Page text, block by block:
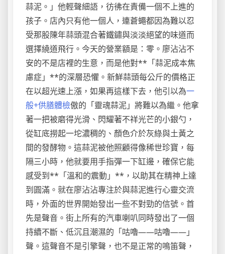
蒜泥。」他輕聲細語，彷彿在責備一個不上進的
孩子。店內只有他一個人，連蒼蠅都因為難以忍
受那股陳年蒜頭混合著鐵鏽與淡淡絕望的味道而
選擇繞道飛行。今天的營業額是：零。廖沾沾不
安的不是店裡的生意，而是他對**「蒜泥成本焦
慮症」**的深層恐懼。新鮮蒜頭每公斤的價格正
在以超光速上漲，如果再這樣下去，他引以為一
般+供膳體檢傲的「靈魂蒜泥」將難以為繼。他拿
著一把被磨得光滑、閃耀著不祥光芒的小銀勺，
從缸底撈起一坨濃稠的、顏色介於灰綠與土黃之
間的發酵物。這蒜泥被他照顧得像稀世珍寶，每
隔三小時，他就要用手指彈一下缸邊，確保它能
感受到**「溫和的震動」**，以助其在精神上達
到圓滿。就在廖沾沾專注於與蒜泥進行心靈交流
時，外面的世界開始發出一些不對勁的信號。首
先是聲音。街上所有的汽車喇叭同時發出了一個
持續不斷、低沉且潮濕的「咕嚕——咕嚕——」
聲。這聲音不是引擎聲，也不是正常的鳴笛聲，